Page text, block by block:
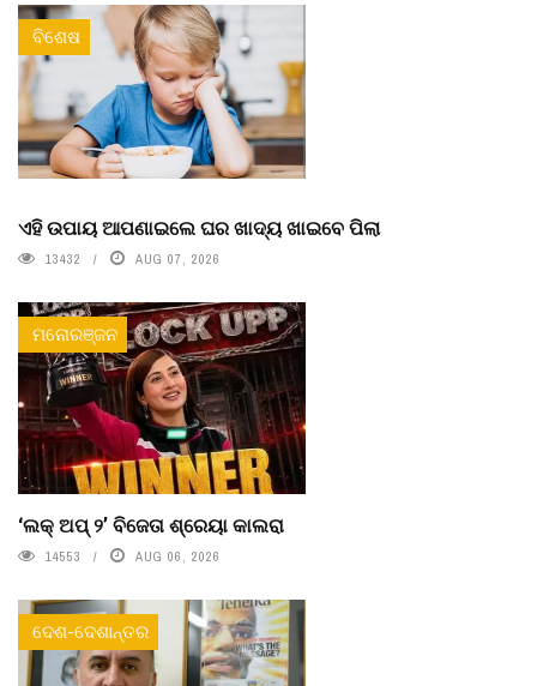
ବିଶେଷ
ଏହି ଉପାୟ ଆପଣାଇଲେ ଘର ଖାଦ୍ୟ ଖାଇବେ ପିଲା
13432 AUG 07, 2026
ମନୋରଞ୍ଜନ
‘ଲକ୍ ଅପ୍ ୨’ ବିଜେତା ଶ୍ରେୟା କାଲରା
14553 AUG 06, 2026
ଦେଶ-ଦେଶାନ୍ତର